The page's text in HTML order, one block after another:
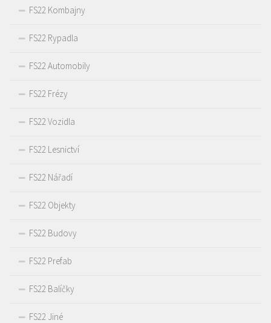
FS22 Kombajny
FS22 Rypadla
FS22 Automobily
FS22 Frézy
FS22 Vozidla
FS22 Lesnictví
FS22 Nářadí
FS22 Objekty
FS22 Budovy
FS22 Prefab
FS22 Balíčky
FS22 Jiné